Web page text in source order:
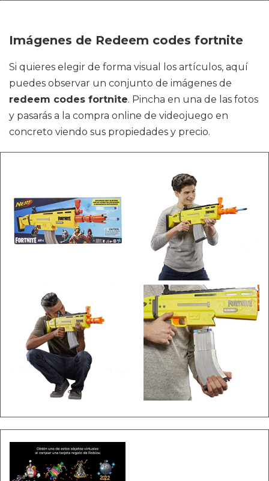
Imágenes de Redeem codes fortnite
Si quieres elegir de forma visual los artículos, aquí
puedes observar un conjunto de imágenes de
redeem codes fortnite. Pincha en una de las fotos
y pasarás a la compra online de videojuego en
concreto viendo sus propiedades y precio.